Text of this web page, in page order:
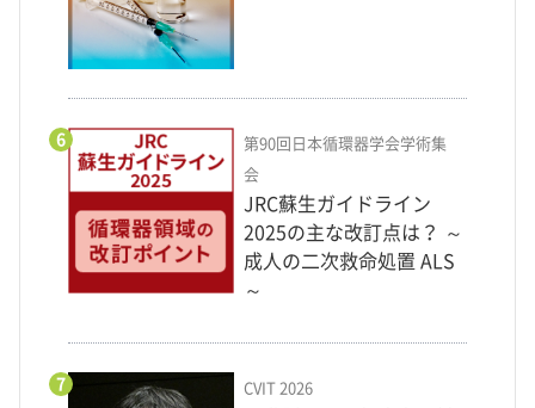
6
第90回日本循環器学会学術集
会
JRC蘇生ガイドライン
2025の主な改訂点は？ ～
成人の二次救命処置 ALS
～
7 CVIT 2026